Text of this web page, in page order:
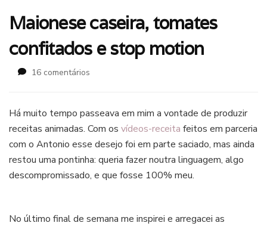
Maionese caseira, tomates
confitados e stop motion
16 comentários
tomates
e
stop
motion
Há muito tempo passeava em mim a vontade de produzir
receitas animadas. Com os vídeos-receita feitos em parceria
com o Antonio esse desejo foi em parte saciado, mas ainda
restou uma pontinha: queria fazer noutra linguagem, algo
descompromissado, e que fosse 100% meu.
No último final de semana me inspirei e arregacei as